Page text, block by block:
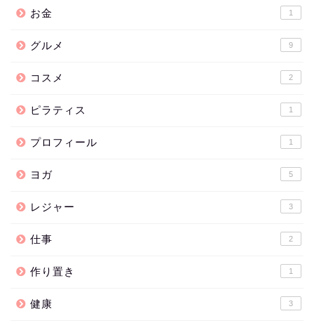
お金 1
グルメ 9
コスメ 2
ピラティス 1
プロフィール 1
ヨガ 5
レジャー 3
仕事 2
作り置き 1
健康 3